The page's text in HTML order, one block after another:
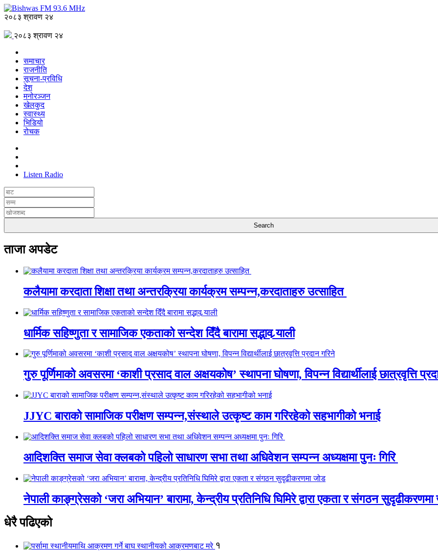
२०८३ श्रावण २४
२०८३ श्रावण २४
समाचार
राजनीति
सूचना-प्रविधि
देश
मनोरञ्जन
खेलकुद
स्वास्थ्य
भिडियो
रोचक
Listen Radio
ताजा अपडेट
कलैयामा करदाता शिक्षा तथा अन्तरक्रिया कार्यक्रम सम्पन्न,करदाताहरु उत्साहित
धार्मिक सहिष्णुता र सामाजिक एकताको सन्देश दिँदै बारामा सद्भाव र्‍याली
गुरु पूर्णिमाको अवसरमा ‘काशी प्रसाद वाल अक्षयकोष’ स्थापना घोषणा, विपन्न विद्यार्थीलाई छात्रवृत्ति
JJYC बाराको सामाजिक परीक्षण सम्पन्न,संस्थाले उत्कृष्ट काम गरिरहेको सहभागीको भनाई
आदिशक्ति समाज सेवा क्लबको पहिलो साधारण सभा तथा अधिवेशन सम्पन्न अध्यक्षमा पुनः गिरि
नेपाली काङ्ग्रेसको ‘जरा अभियान’ बारामा, केन्द्रीय प्रतिनिधि घिमिरे द्वारा एकता र संगठन
धेरै पढिएको
१